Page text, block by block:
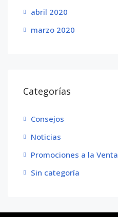
abril 2020
marzo 2020
Categorías
Consejos
Noticias
Promociones a la Venta
Sin categoría